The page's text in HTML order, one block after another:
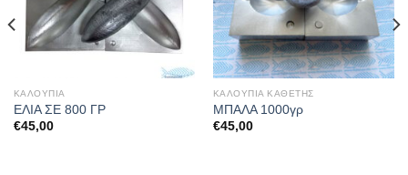
ΚΑΛΟΥΠΙΑ
ΕΛΙΑ ΣΕ 800 ΓΡ
€45,00
ΚΑΛΟΥΠΙΑ ΚΑΘΕΤΗΣ
ΜΠΑΛΑ 1000γρ
€45,00